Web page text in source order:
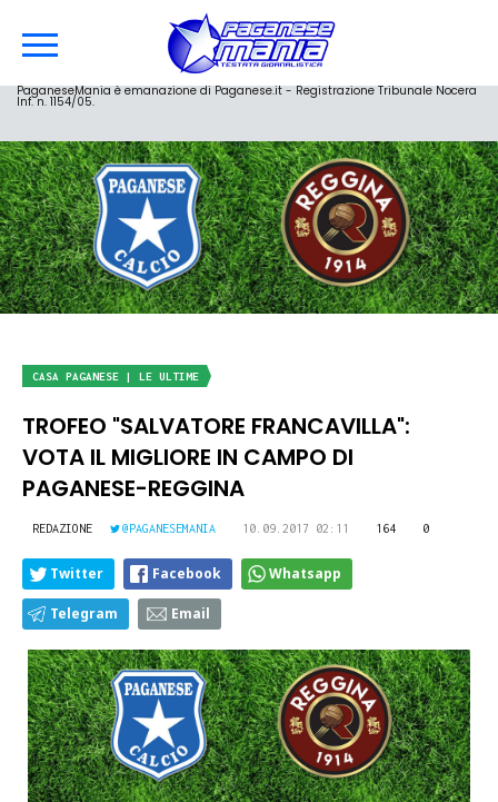
PaganeseMania è emanazione di Paganese.it - Registrazione Tribunale Nocera
Inf. n. 1154/05.
CASA PAGANESE | LE ULTIME
TROFEO "SALVATORE FRANCAVILLA":
VOTA IL MIGLIORE IN CAMPO DI
PAGANESE-REGGINA
REDAZIONE @PAGANESEMANIA 10.09.2017 02:11 164 0
Twitter Facebook Whatsapp
Telegram Email